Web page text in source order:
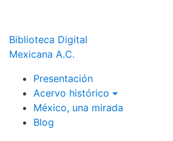
Biblioteca Digital
Mexicana A.C.
Presentación
Acervo histórico
México, una mirada
Blog